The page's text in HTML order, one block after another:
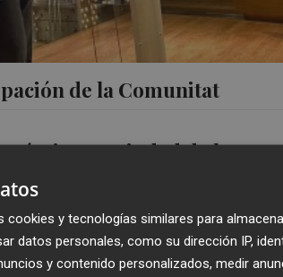
de la Comunitat
en Ciudad de la Luz,
y tecnologías similares para
datos personales, como su dirección IP,
y contenido personalizados, medir